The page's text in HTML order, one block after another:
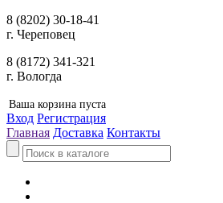
8 (8202) 30-18-41
г. Череповец
8 (8172) 341-321
г. Вологда
Ваша корзина пуста
Вход Регистрация
Главная Доставка Контакты